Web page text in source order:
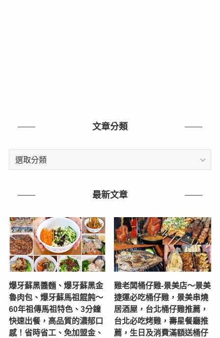
文章分類
文
最新文章
爆牙蘇黑醬麵、爆牙蘇黑金
魯肉包、爆牙蘇馬祖餛飩～
60年祖傳馬祖特色、3分鐘
快速出餐，高品質的濃郁口
感！省時省工、免加盟金、
雞老闆桶仔雞-景美店〜景美
捷運必吃桶仔雞，景美串燒
居酒屋，台北桶仔雞推薦，
台北必吃烤雞，壽星餐廳推
薦，生日及消費滿額送桶仔